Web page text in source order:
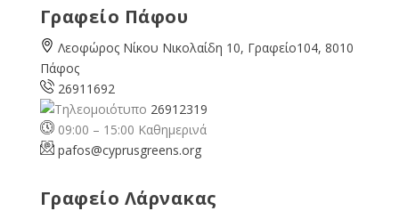
Γραφείο Πάφου
Λεοφώρος Νίκου Νικολαίδη 10, Γραφείο104, 8010
Πάφος
26911692
26912319
09:00 – 15:00 Καθημερινά
pafos@cyprusgreens.org
Γραφείο Λάρνακας